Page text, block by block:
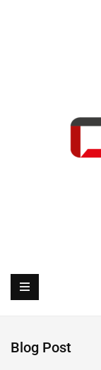
Blog Post